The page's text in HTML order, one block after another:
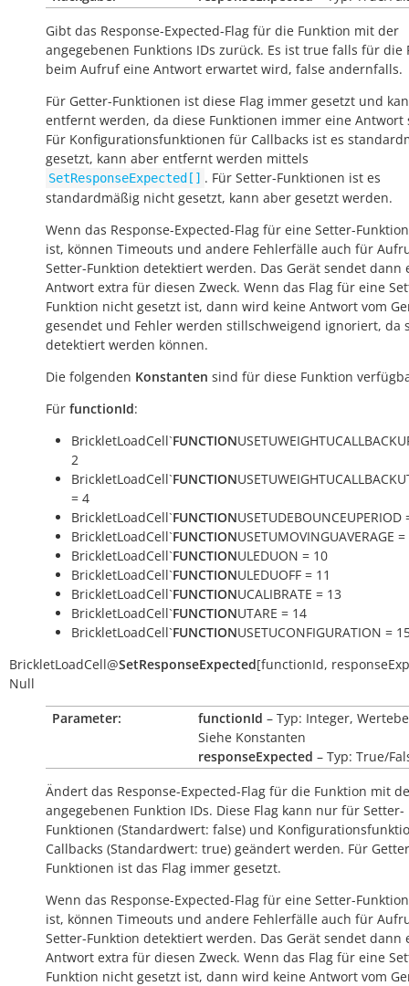
Gibt das Response-Expected-Flag für die Funktion mit der
angegebenen Funktions IDs zurück. Es ist true falls für die
beim Aufruf eine Antwort erwartet wird, false andernfalls.
Für Getter-Funktionen ist diese Flag immer gesetzt und
entfernt werden, da diese Funktionen immer eine Antwort
Für Konfigurationsfunktionen für Callbacks ist es
gesetzt, kann aber entfernt werden mittels
SetResponseExpected[] . Für Setter-Funktionen ist es
standardmäßig nicht gesetzt, kann aber gesetzt werden.
Wenn das Response-Expected-Flag für eine Setter-
ist, können Timeouts und andere Fehlerfälle auch für
Setter-Funktion detektiert werden. Das Gerät sendet dann
Antwort extra für diesen Zweck. Wenn das Flag für eine
Funktion nicht gesetzt ist, dann wird keine Antwort vom
gesendet und Fehler werden stillschweigend ignoriert, da
detektiert werden können.
Die folgenden Konstanten sind für diese Funktion
Für functionId:
BrickletLoadCell`FUNCTION
2
BrickletLoadCell`FUNCTION
= 4
BrickletLoadCell`FUNCTIONUSETUDEBOUNCEUPERIOD
BrickletLoadCell`FUNCTIONUSETUMOVINGUAVERAGE
BrickletLoadCell`FUNCTIONULEDUON = 10
BrickletLoadCell`FUNCTIONULEDUOFF = 11
BrickletLoadCell`FUNCTIONUCALIBRATE = 13
BrickletLoadCell`FUNCTIONUTARE = 14
BrickletLoadCell`FUNCTIONUSETUCONFIGURATION =
BrickletLoadCell@SetResponseExpected[functionId,
Null
Parameter:
functionId – Typ: Integer,
Siehe Konstanten
responseExpected – Typ: True/
Ändert das Response-Expected-Flag für die Funktion mit
angegebenen Funktion IDs. Diese Flag kann nur für Setter-
Funktionen (Standardwert: false) und
Callbacks (Standardwert: true) geändert werden. Für
Funktionen ist das Flag immer gesetzt.
Wenn das Response-Expected-Flag für eine Setter-
ist, können Timeouts und andere Fehlerfälle auch für
Setter-Funktion detektiert werden. Das Gerät sendet dann
Antwort extra für diesen Zweck. Wenn das Flag für eine
Funktion nicht gesetzt ist, dann wird keine Antwort vom